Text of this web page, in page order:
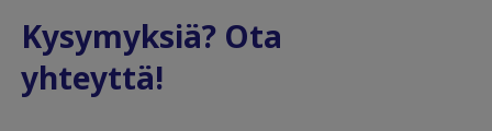
Kysymyksiä? Ota
yhteyttä!